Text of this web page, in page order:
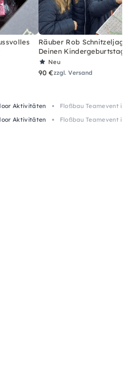
Räuber Rob
Deinen Kindergeburtstag
Neu
90 €zzgl. Versand
Aktivitäten
Floßbau Teamevent in
Aktivitäten Floßbau Teamevent in